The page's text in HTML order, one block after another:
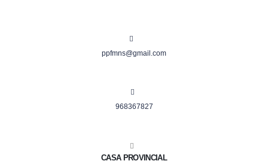
ppfmns@gmail.com
968367827
CASA PROVINCIAL